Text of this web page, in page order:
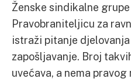
Ženske sindikalne
Pravobraniteljicu za
istraži pitanje
zapošljavanje. Broj
uvećava, a nema